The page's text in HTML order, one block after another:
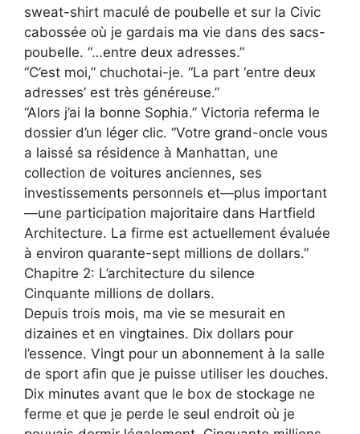
sweat-shirt maculé de poubelle et sur la Civic
cabossée où je gardais ma vie dans des sacs-
poubelle. “…entre deux adresses.”
“C’est moi,” chuchotai-je. “La part ‘entre deux
adresses’ est très généreuse.”
“Alors j’ai la bonne Sophia.” Victoria referma le
dossier d’un léger clic. “Votre grand-oncle vous
a laissé sa résidence à Manhattan, une
collection de voitures anciennes, ses
investissements personnels et—plus important
—une participation majoritaire dans Hartfield
Architecture. La firme est actuellement évaluée
à environ quarante-sept millions de dollars.”
Chapitre 2: L’architecture du silence
Cinquante millions de dollars.
Depuis trois mois, ma vie se mesurait en
dizaines et en vingtaines. Dix dollars pour
l’essence. Vingt pour un abonnement à la salle
de sport afin que je puisse utiliser les douches.
Dix minutes avant que le box de stockage ne
ferme et que je perde le seul endroit où je